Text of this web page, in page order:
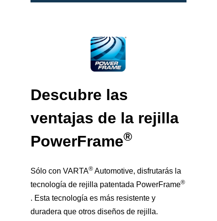
Descubre las
ventajas de la rejilla
PowerFrame®
Sólo con VARTA® Automotive, disfrutarás la
tecnología de rejilla patentada PowerFrame®
. Esta tecnología es más resistente y
duradera que otros diseños de rejilla.